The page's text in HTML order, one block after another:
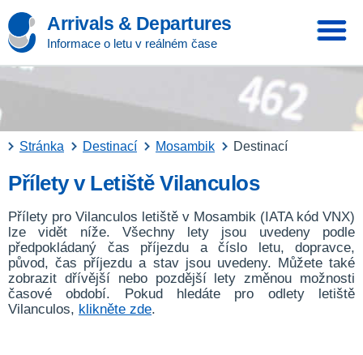
Arrivals & Departures
Informace o letu v reálném čase
Stránka Destinací Mosambik Destinací
Přílety v Letiště Vilanculos
Přílety pro Vilanculos letiště v Mosambik (IATA kód VNX)
lze vidět níže. Všechny lety jsou uvedeny podle
předpokládaný čas příjezdu a číslo letu, dopravce,
původ, čas příjezdu a stav jsou uvedeny. Můžete také
zobrazit dřívější nebo pozdější lety změnou možnosti
časové období. Pokud hledáte pro odlety letiště
Vilanculos, klikněte zde.